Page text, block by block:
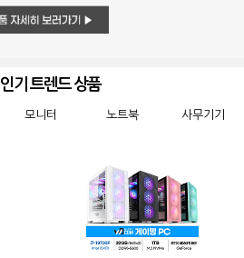
인기 트렌드 상품
모니터 노트북 사무기기